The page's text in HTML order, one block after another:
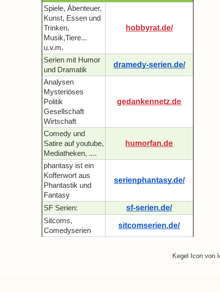
Spiele, Ábenteuer,
Kunst, Essen und
Trinken,
Musik,Tiere...
u.v.m.
hobbyrat.de/
Serien mit Humor
und Dramatik
dramedy-serien.de/
Analysen
Mysteriöses
Politik
Gesellschaft
Wirtschaft
gedankennetz.de
Comedy und
Satire auf youtube,
Mediatheken, ....
humorfan.de
phantasy ist ein
Kofferwort aus
Phantastik und
Fantasy
serienphantasy.de/
SF Serien: sf-serien.de/
Sitcoms,
Comedyserien
sitcomserien.de/
Kegel Icon von